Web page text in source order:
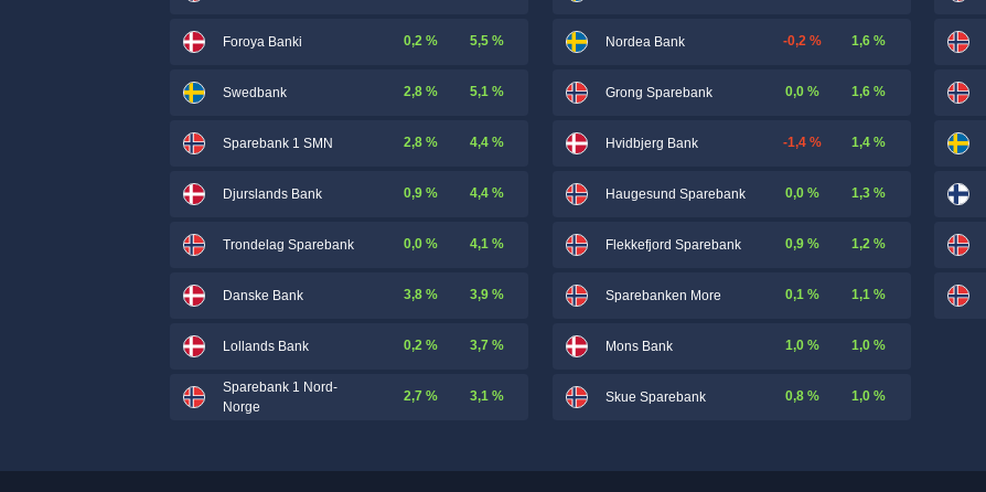
Foroya Banki 0,2 % 5,5 %
Swedbank 2,8 % 5,1 %
Sparebank 1 SMN 2,8 % 4,4 %
Djurslands Bank 0,9 % 4,4 %
Trondelag Sparebank 0,0 % 4,1 %
Danske Bank 3,8 % 3,9 %
Lollands Bank 0,2 % 3,7 %
Sparebank 1 Nord-
Norge
2,7 % 3,1 %
Nordea Bank -0,2 % 1,6 %
Grong Sparebank 0,0 % 1,6 %
Hvidbjerg Bank -1,4 % 1,4 %
Haugesund Sparebank 0,0 % 1,3 %
Flekkefjord Sparebank 0,9 % 1,2 %
Sparebanken More 0,1 % 1,1 %
Mons Bank 1,0 % 1,0 %
Skue Sparebank 0,8 % 1,0 %